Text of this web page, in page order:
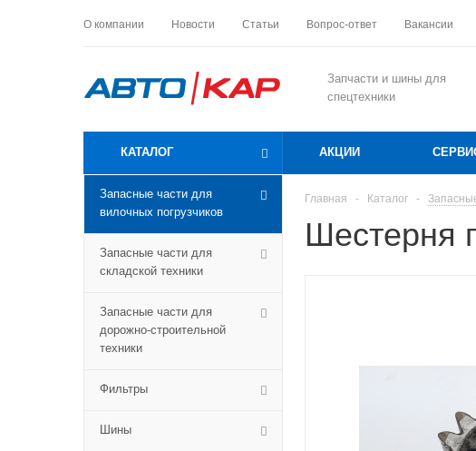
О компании Новости Статьи Вопрос-ответ Вакансии
Запчасти и шины для
спецтехники
КАТАЛОГ АКЦИИ
Запасные части для
вилочных погрузчиков
Запасные части для
складской техники
Запасные части для
дорожно-строительной
техники
Фильтры
Шины
Главная - Каталог -
Шестерня